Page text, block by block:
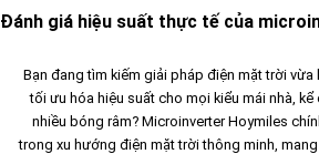
Đánh giá hiệu suất thực tế của
Bạn đang tìm kiếm giải pháp điện mặt trời vừa
tối ưu hóa hiệu suất cho mọi kiểu mái nhà,
nhiều bóng râm? Microinverter Hoymiles
trong xu hướng điện mặt trời thông minh,